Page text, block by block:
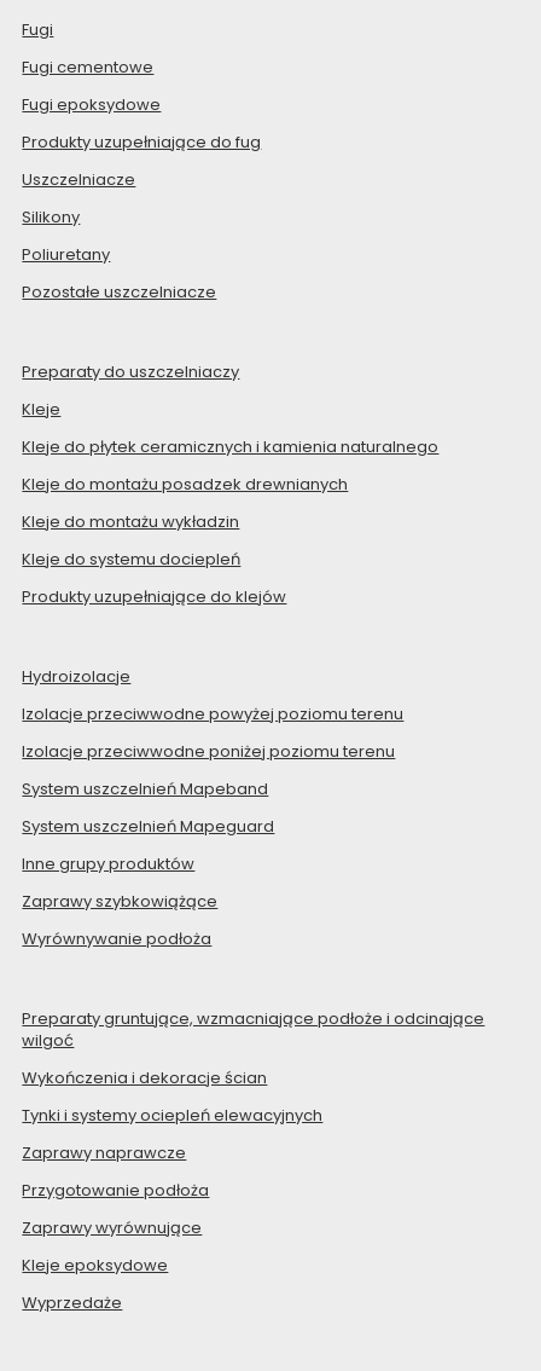
Fugi
Fugi cementowe
Fugi epoksydowe
Produkty uzupełniające do fug
Uszczelniacze
Silikony
Poliuretany
Pozostałe uszczelniacze
Preparaty do uszczelniaczy
Kleje
Kleje do płytek ceramicznych i kamienia naturalnego
Kleje do montażu posadzek drewnianych
Kleje do montażu wykładzin
Kleje do systemu dociepleń
Produkty uzupełniające do klejów
Hydroizolacje
Izolacje przeciwwodne powyżej poziomu terenu
Izolacje przeciwwodne poniżej poziomu terenu
System uszczelnień Mapeband
System uszczelnień Mapeguard
Inne grupy produktów
Zaprawy szybkowiążące
Wyrównywanie podłoża
Preparaty gruntujące, wzmacniające podłoże i odcinające
wilgoć
Wykończenia i dekoracje ścian
Tynki i systemy ociepleń elewacyjnych
Zaprawy naprawcze
Przygotowanie podłoża
Zaprawy wyrównujące
Kleje epoksydowe
Wyprzedaże